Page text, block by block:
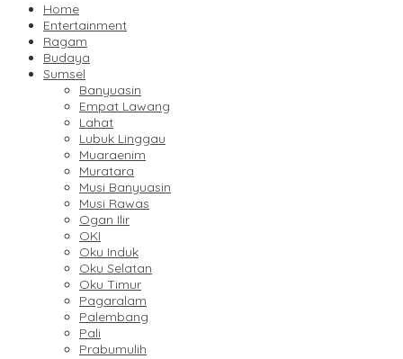
Home
Entertainment
Ragam
Budaya
Sumsel
Banyuasin
Empat Lawang
Lahat
Lubuk Linggau
Muaraenim
Muratara
Musi Banyuasin
Musi Rawas
Ogan Ilir
OKI
Oku Induk
Oku Selatan
Oku Timur
Pagaralam
Palembang
Pali
Prabumulih